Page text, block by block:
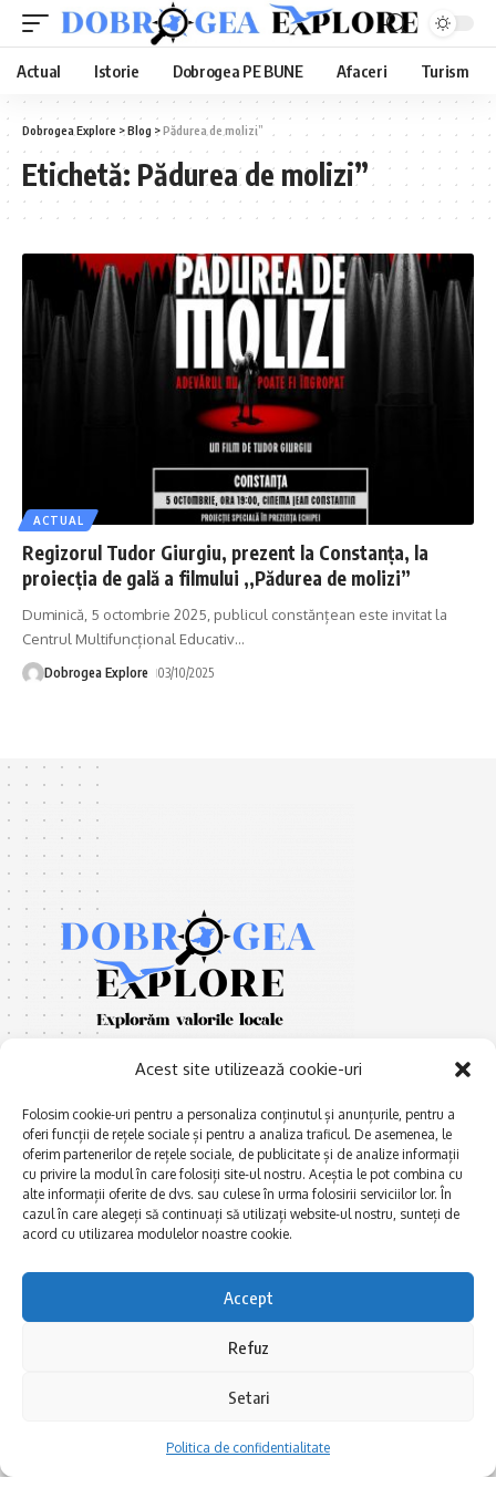
Acest site utilizează cookie-uri
Folosim cookie-uri pentru a personaliza conținutul și anunțurile, pentru a
oferi funcții de rețele sociale și pentru a analiza traficul. De asemenea, le
oferim partenerilor de rețele sociale, de publicitate și de analize informații
cu privire la modul în care folosiți site-ul nostru. Aceștia le pot combina cu
alte informații oferite de dvs. sau culese în urma folosirii serviciilor lor. În
cazul în care alegeți să continuați să utilizați website-ul nostru, sunteți de
acord cu utilizarea modulelor noastre cookie.
Accept
Refuz
Setari
Politica de confidentialitate
Actual Istorie Dobrogea PE BUNE Afaceri Turism
Dobrogea Explore >Blog >Pădurea de molizi”
Etichetă: Pădurea de molizi”
ACTUAL
Regizorul Tudor Giurgiu, prezent la Constanța, la
proiecția de gală a filmului ,,Pădurea de molizi”
Duminică, 5 octombrie 2025, publicul constănțean este invitat la
Centrul Multifuncțional Educativ…
Dobrogea Explore 03/10/2025
E xplorăm Dobrogea,
Explorăm valorile locale:
Deltă, Litoral, cele mai mari
biserici și mănăstiri, cele mai
FRUMOASE POVEȘTI.
Afaceri și meșteșuguri
Actualitate